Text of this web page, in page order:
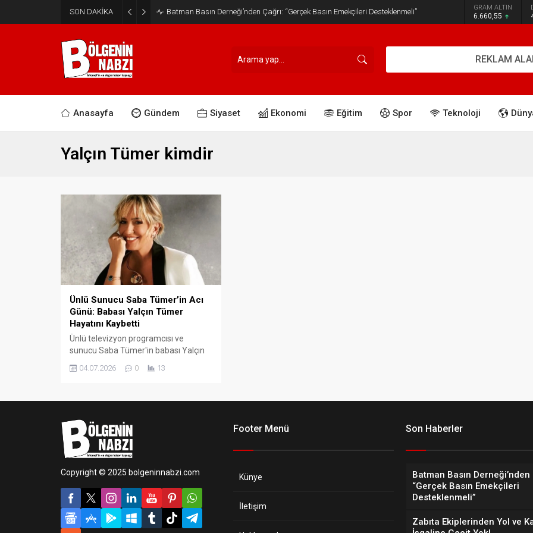
SON DAKİKA Batman Basın Derneği’nden Çağrı: “Gerçek Basın Emekçileri Desteklenmeli” GRAM ALTIN
6.660,55
REKLAM
Anasayfa Gündem Siyaset Ekonomi Eğitim Spor Teknoloji
Yalçın Tümer kimdir
Ünlü Sunucu Saba Tümer’in Acı
Günü: Babası Yalçın Tümer
Hayatını Kaybetti
Ünlü televizyon programcısı ve
sunucu Saba Tümer'in babası Yalçın
sağlık sorunlarının ardından vefat etti.
üzüntüsünü paylaştığı bir mesajla dile
getirdi.
04.07.2026 0 13
Copyright © 2025 bolgeninnabzi.com
Footer Menü
Künye
İletişim
Son Haberler
Batman Basın Derneği’nden
“Gerçek Basın Emekçileri
Desteklenmeli”
Zabıta Ekiplerinden Yol ve